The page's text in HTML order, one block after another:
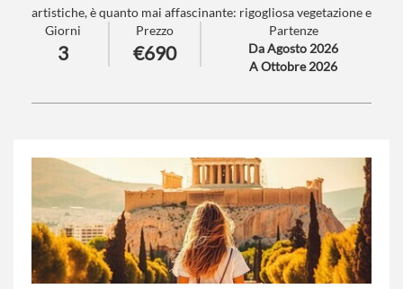
artistiche, è quanto mai affascinante: rigogliosa vegetazione e
ardite architetture fino alle isole intitolate alla famiglia
Borromeo, che seppe costruire qui sontuosi palazzi e
circondarli di splendidi giardini. I Laghi Maggiore e d’Orta ci
dietro le onde.
Giorni
3
Prezzo
€690
Partenze
Da Agosto 2026
A Ottobre 2026